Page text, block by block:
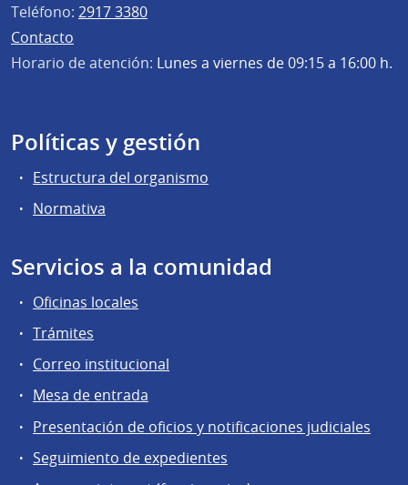
Teléfono: 2917 3380
Contacto
Horario de atención: Lunes a viernes de 09:15 a 16:00 h.
Políticas y gestión
Estructura del organismo
Normativa
Servicios a la comunidad
Oficinas locales
Trámites
Correo institucional
Mesa de entrada
Presentación de oficios y notificaciones judiciales
Seguimiento de expedientes